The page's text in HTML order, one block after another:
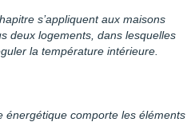
s’appliquent aux maisons
deux logements, dans lesquelles
la température intérieure.
énergétique comporte les éléments